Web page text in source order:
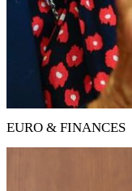
EURO & FINANCES